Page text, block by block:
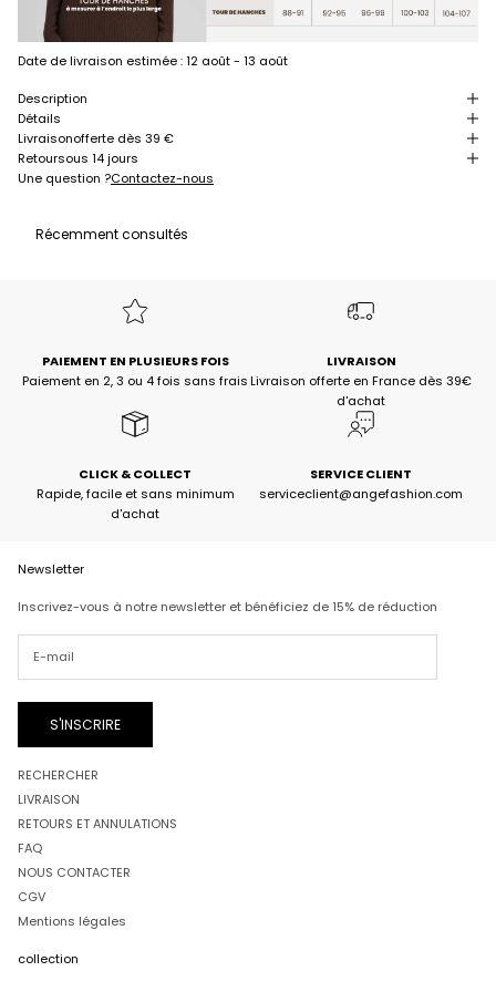
Date de livraison estimée :12 août - 13 août
Description
Détails
Livraisonofferte dès 39 €
Retoursous 14 jours
Une question ?Contactez-nous
Récemment consultés
PAIEMENT EN PLUSIEURS FOIS
Paiement en 2, 3 ou 4 fois sans frais
LIVRAISON
Livraison offerte en France dès 39€
d'achat
CLICK & COLLECT
Rapide, facile et sans minimum
d'achat
SERVICE CLIENT
serviceclient@angefashion.com
Newsletter
Inscrivez-vous à notre newsletter et bénéficiez de 15% de réduction
S'INSCRIRE
RECHERCHER
LIVRAISON
RETOURS ET ANNULATIONS
FAQ
NOUS CONTACTER
CGV
Mentions légales
collection